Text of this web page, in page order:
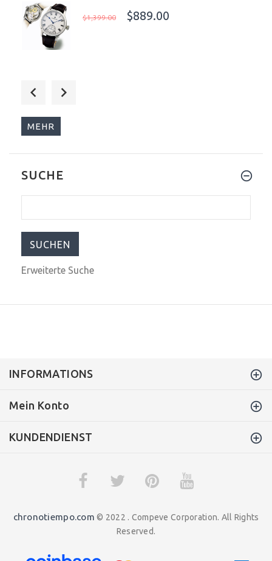
$1,399.00 $889.00
MEHR
SUCHE
Erweiterte Suche
INFORMATIONS
Mein Konto
KUNDENDIENST
chronotiempo.com © 2022 . Compeve Corporation. All Rights
Reserved.